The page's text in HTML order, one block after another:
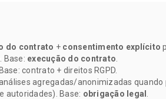
do contrato + consentimento explícito
. Base: execução do contrato
contrato + direitos RGPD.
agregadas/anonimizadas quando
autoridades). Base: obrigação legal